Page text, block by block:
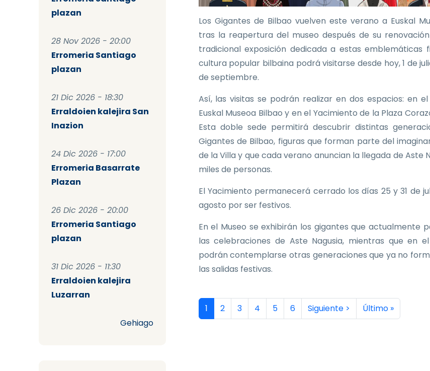
plazan
28 Nov 2026 - 20:00
Erromeria Santiago
plazan
21 Dic 2026 - 18:30
Erraldoien kalejira San
Inazion
24 Dic 2026 - 17:00
Erromeria Basarrate
Plazan
26 Dic 2026 - 20:00
Erromeria Santiago
plazan
31 Dic 2026 - 11:30
Erraldoien kalejira
Luzarran
Gehiago
Los Gigantes de Bilbao vuelven este verano a Euskal
tras la reapertura del museo después de su
tradicional exposición dedicada a estas emblemáticas
cultura popular bilbaina podrá visitarse desde hoy, 1 de
de septiembre.
Así, las visitas se podrán realizar en dos espacios: en
Euskal Museoa Bilbao y en el Yacimiento de la Plaza
Esta doble sede permitirá descubrir distintas
Gigantes de Bilbao, figuras que forman parte del
de la Villa y que cada verano anuncian la llegada de Aste
miles de personas.
El Yacimiento permanecerá cerrado los días 25 y 31 de
agosto por ser festivos.
En el Museo se exhibirán los gigantes que actualmente
las celebraciones de Aste Nagusia, mientras que en
podrán contemplarse otras generaciones que ya no
las salidas festivas.
Paginación
Página actual
1 Página
2 Página
3 Página
4 Página
5 Página
6 Siguiente página
Siguiente > Última página
Último »